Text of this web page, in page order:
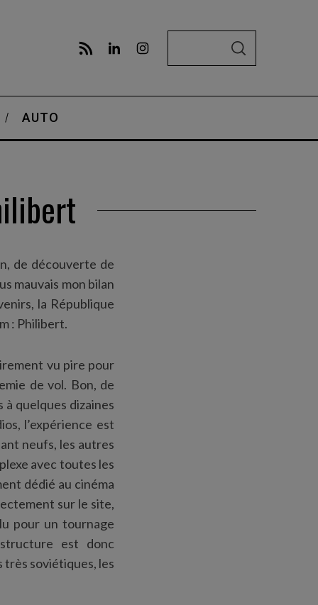
r
h
S
AUTO
de découverte de
mauvais mon bilan
la République
: Philibert.
vu pire pour
de vol. Bon, de
à quelques dizaines
l’expérience est
neufs, les autres
avec toutes les
dédié au cinéma
sur le site,
pour un tournage
est donc
très soviétiques, les